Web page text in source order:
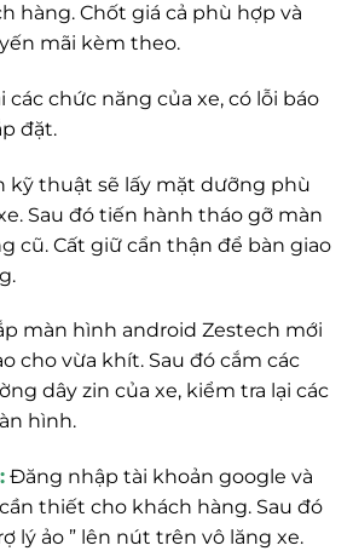
hàng. Chốt giá cả phù hợp và
mãi kèm theo.
các chức năng của xe, có lỗi báo
đặt.
kỹ thuật sẽ lấy mặt dưỡng phù
Sau đó tiến hành tháo gỡ màn
cũ. Cất giữ cẩn thận để bàn giao
màn hình android Zestech mới
cho vừa khít. Sau đó cắm các
dây zin của xe, kiểm tra lại các
hình.
Đăng nhập tài khoản google và
thiết cho khách hàng. Sau đó
lý ảo ” lên nút trên vô lăng xe.